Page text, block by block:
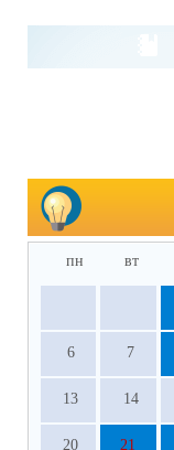
пн вт
6 7
13 14
20 21